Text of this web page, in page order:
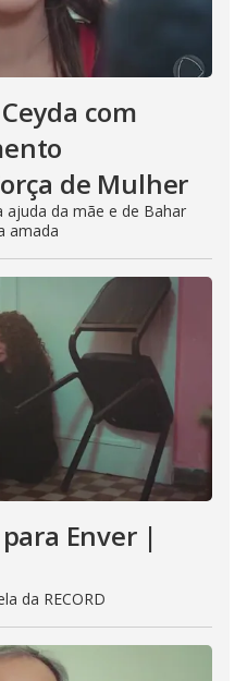
com
de Mulher
ajuda da mãe e de Bahar
amada
Enver |
da RECORD